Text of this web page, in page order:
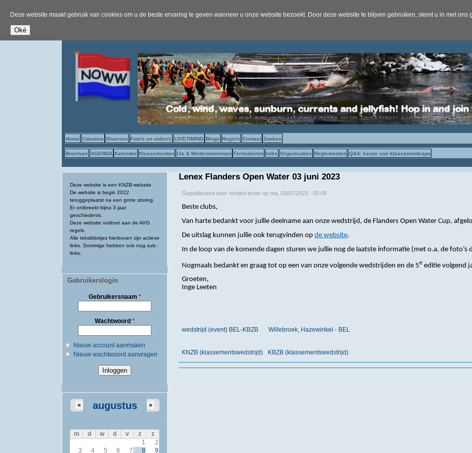
Deze website maakt gebruik van cookies om u de beste ervaring te geven wanneer u onze website bezoekt. Door deze website te blijven gebruiken, stemt u in met ons
Home Columns Diversen Foto's en video's LIVETIMING Blogs Regio's Contact Zoeken
Brochure AGENDA Kalender Klassementen IJs & Winterzwemmen Formulieren links Organisaties Reglementen Q&A: keuze van klassementcaps
Deze website is een KNZB-website.
De website is begin 2022
teruggeplaatst na een grote storing.
Er ontbreekt bijna 3 jaar
geschiedenis.
Deze website voldoet aan de AVG
regels.
Alle tekstblokjes hierboven zijn actieve
links. Sommige hebben ook nog sub-
links.
Gebruikerslogin
Gebruikersnaam *
Wachtwoord *
Nieuw account aanmaken
Nieuw wachtwoord aanvragen
augustus
« »
m d w d v z
z
1
2
3
4 5 6 7 8
9
Lenex Flanders Open Water 03 juni 2023
Gepubliceerd door richard broerop ma, 03/07/2023 - 00:09
Beste clubs,
Van harte bedankt voor jullie deelname aan onze wedstrijd, de Flanders Open Water Cup,
De uitslag kunnen jullie ook terugvinden op de website.
In de loop van de komende dagen sturen we jullie nog de laatste informatie (met o.a. de foto’s
Nogmaals bedankt en graag tot op een van onze volgende wedstrijden en de 5eeditie volgend
Groeten,
Inge Leeten
wedstrijd (event) BEL-KBZB Willebroek, Hazewinkel - BEL
KNZB (klassementswedstrijd) KBZB (klassementswedstrijd)